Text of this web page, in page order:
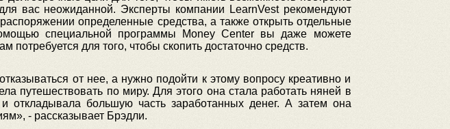
вас неожиданной. Эксперты компании LearnVest рекомендуют
определенные средства, а также открыть отдельные
специальной программы Money Center вы даже можете
потребуется для того, чтобы скопить достаточно средств.
от нее, а нужно подойти к этому вопросу креативно и
путешествовать по миру. Для этого она стала работать няней в
большую часть заработанных денег. А затем она
- рассказывает Брэдли.